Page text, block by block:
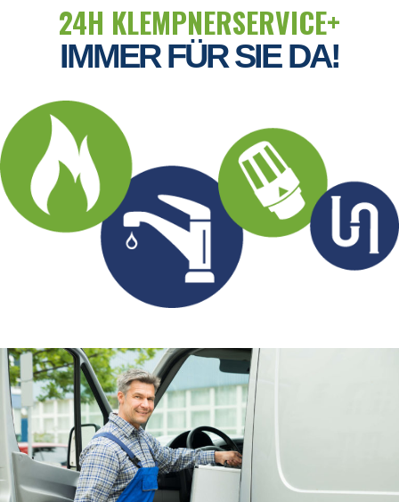
24H KLEMPNERSERVICE+
IMMER FÜR SIE DA!